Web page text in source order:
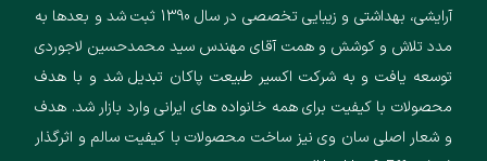
آرایشی، بهداشتی و زیبایی تخصصی در سال 1390 ثبت شد و بعدها به
مدد تلاش و کوشش و همت آقای مهندس سید محمدحسین لاجوردی
توسعه یافت و به شرکت اکسیر طبیعت پاکان تبدیل شد و با هدف
محصولات با کیفیت برای همه خانواده های ایرانی وارد بازار شد. هدف
و شعار اصلی سان وی نیز ساخت محصولات با کیفیت سالم و اثرگذار